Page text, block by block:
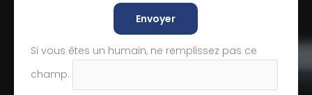
Envoyer
Si vous êtes un humain, ne remplissez pas ce
champ.